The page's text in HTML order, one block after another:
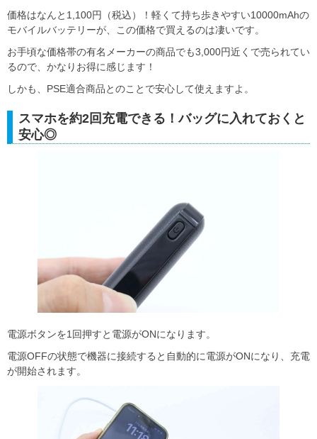
価格はなんと1,100円（税込）！軽くて持ち歩きやすい10000mAhの
モバイルバッテリーが、この価格で買えるのは凄いです。
お手頃な価格帯の有名メーカーの商品でも3,000円近くで売られてい
るので、かなりお得に感じます！
しかも、PSE適合商品とのことで安心して使えますよ。
スマホを約2回充電できる！バッグに入れておくと
安心◎
電源ボタンを1回押すと電源がONになります。
電源OFFの状態で機器に接続すると自動的に電源がONになり、充電
が開始されます。